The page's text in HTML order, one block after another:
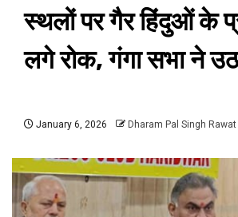
स्थलों पर गैर हिंदुओं के
लगे रोक, गंगा सभा ने
January 6, 2026 Dharam Pal Singh Rawat